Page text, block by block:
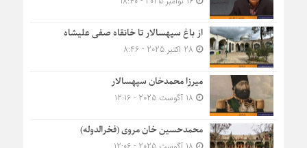
از باغ سپهسالار تا خانقاه صفی علیشاه
میرزا محمدخان سپهسالار
محمدحسین خان مروی (فخرالدوله)